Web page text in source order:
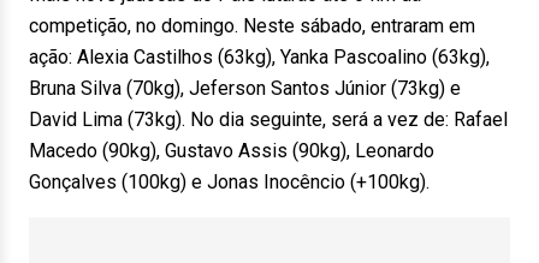
competição, no domingo. Neste sábado, entraram em
ação: Alexia Castilhos (63kg), Yanka Pascoalino (63kg),
Bruna Silva (70kg), Jeferson Santos Júnior (73kg) e
David Lima (73kg). No dia seguinte, será a vez de: Rafael
Macedo (90kg), Gustavo Assis (90kg), Leonardo
Gonçalves (100kg) e Jonas Inocêncio (+100kg).